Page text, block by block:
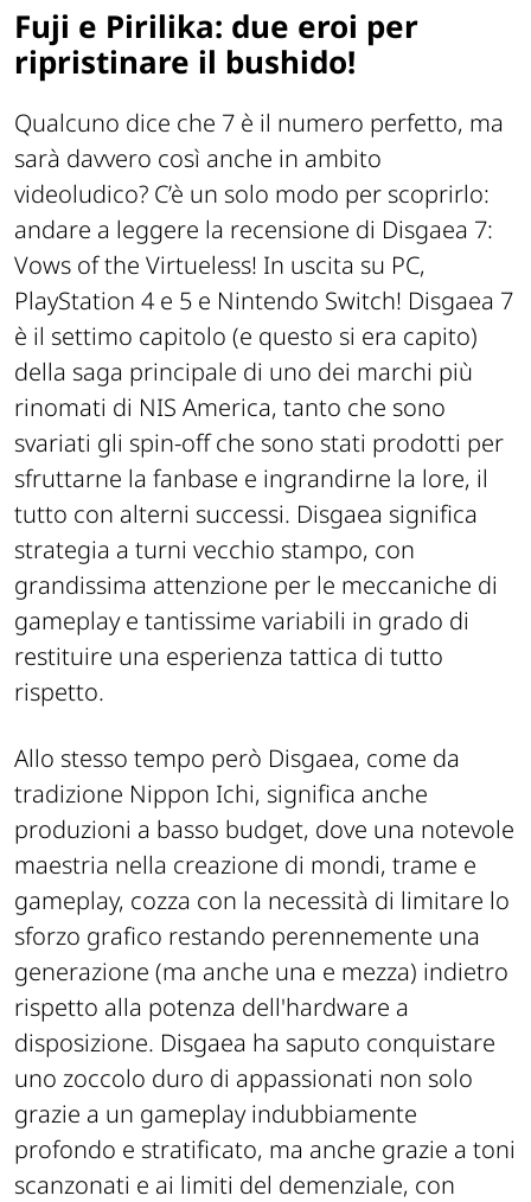
Fuji e Pirilika: due eroi per
ripristinare il bushido!
Qualcuno dice che 7 è il numero perfetto, ma
sarà davvero così anche in ambito
videoludico? C’è un solo modo per scoprirlo:
andare a leggere la recensione di Disgaea 7:
Vows of the Virtueless! In uscita su PC,
PlayStation 4 e 5 e Nintendo Switch! Disgaea 7
è il settimo capitolo (e questo si era capito)
della saga principale di uno dei marchi più
rinomati di NIS America, tanto che sono
svariati gli spin-off che sono stati prodotti per
sfruttarne la fanbase e ingrandirne la lore, il
tutto con alterni successi. Disgaea significa
strategia a turni vecchio stampo, con
grandissima attenzione per le meccaniche di
gameplay e tantissime variabili in grado di
restituire una esperienza tattica di tutto
rispetto.
Allo stesso tempo però Disgaea, come da
tradizione Nippon Ichi, significa anche
produzioni a basso budget, dove una notevole
maestria nella creazione di mondi, trame e
gameplay, cozza con la necessità di limitare lo
sforzo grafico restando perennemente una
generazione (ma anche una e mezza) indietro
rispetto alla potenza dell'hardware a
disposizione. Disgaea ha saputo conquistare
uno zoccolo duro di appassionati non solo
grazie a un gameplay indubbiamente
profondo e stratificato, ma anche grazie a toni
scanzonati e ai limiti del demenziale, con